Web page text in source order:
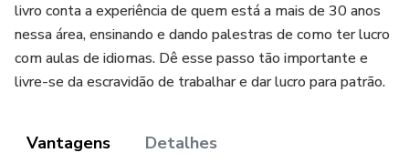
livro conta a experiência de quem está a mais de 30 anos
nessa área, ensinando e dando palestras de como ter lucro
com aulas de idiomas. Dê esse passo tão importante e
livre-se da escravidão de trabalhar e dar lucro para patrão.
Vantagens Detalhes